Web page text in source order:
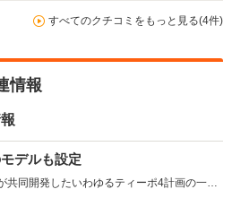
すべてのクチコミをもっと見る(4件)
情報
デルも設定